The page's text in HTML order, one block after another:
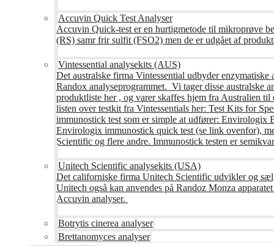
Accuvin Quick Test Analyser
Accuvin Quick-test er en hurtigmetode til mikroprøve
(RS) samr frir sulfit (FSO2) men de er udgået af
Vintessential analysekits (AUS)
Det australske firma Vintessential udbyder
Randox analyseprogrammet. Vi tager disse australske
produktliste her , og varer skaffes hjem fra Australien
listen over testkit fra Vintessentials her: Test Kits for
immunostick test som er simple at udfører: Envirologix
Envirologix immunostick quick test (se link ovenfor),
Scientific og flere andre. Immunostick testen er
Unitech Scientific analysekits (USA)
Det californiske firma Unitech Scientific udvikler og
Unitech også kan anvendes på Randoz Monza
Accuvin analyser.
Botrytis cinerea analyser
Brettanomyces analyser